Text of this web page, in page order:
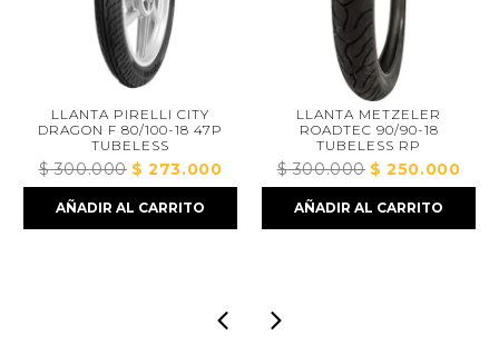
LLANTA PIRELLI CITY
DRAGON F 80/100-18 47P
TUBELESS
300.000El
precio
original
$273.000El
precio
actual
AÑADIR AL CARRITO
LLANTA METZELER
ROADTEC 90/90-18
TUBELESS RP
300.000El
precio
original
$250.000El
precio
actual
AÑADIR AL CARRITO